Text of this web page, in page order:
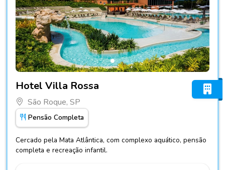
Hotel Villa Rossa
São Roque, SP
Pensão Completa
Cercado pela Mata Atlântica, com complexo aquático, pensão
completa e recreação infantil.